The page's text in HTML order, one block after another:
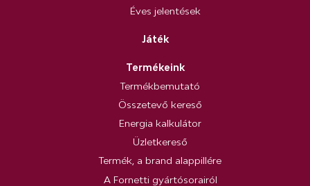
Éves jelentések
Játék
Termékeink
Termékbemutató
Összetevő kereső
Energia kalkulátor
Üzletkereső
Termék, a brand alappillére
A Fornetti gyártósorairól